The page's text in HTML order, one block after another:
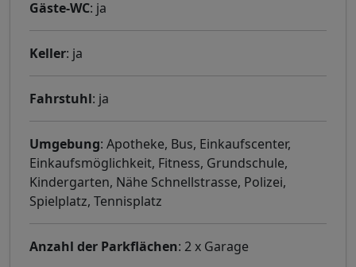
Gäste-WC: ja
Keller: ja
Fahrstuhl: ja
Umgebung: Apotheke, Bus, Einkaufscenter,
Einkaufsmöglichkeit, Fitness, Grundschule,
Kindergarten, Nähe Schnellstrasse, Polizei,
Spielplatz, Tennisplatz
Anzahl der Parkflächen: 2 x Garage